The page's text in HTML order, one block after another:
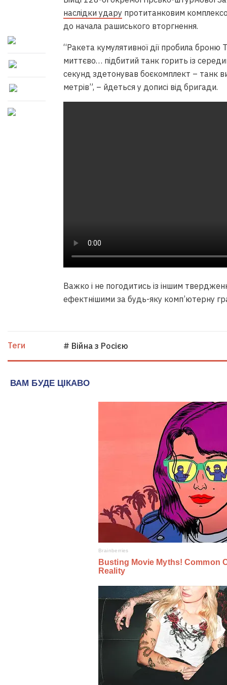
наслідки удару протитанковим
до начала рашиського вторгнення.
“Ракета кумулятивної дії пробила броню
миттєво… підбитий танк горить із
секунд здетонував боєкомплект – танк
метрів”, – йдеться у дописі від бригади.
Важко і не погодитись із іншим
ефектнішими за будь-яку комп’ютерну
Теги # Війна з Росією